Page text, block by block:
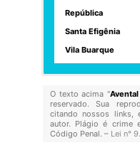
República
Santa Efigênia
Vila Buarque
O texto acima "
reservado. Sua
citando nossos links,
autor. Plágio é crime
Código Penal. – Lei n°